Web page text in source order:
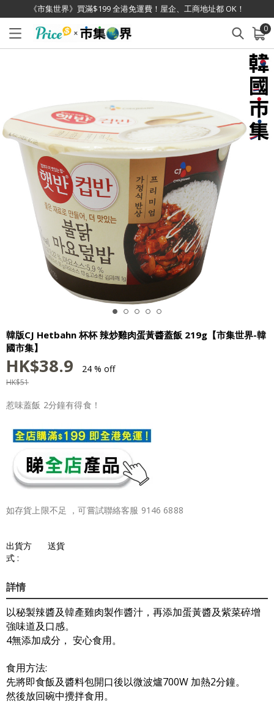
《市集世界》買滿$199 全港免運費！屋企、工商地址都 OK！
0
已加入購物車 查看
韓版CJ Hetbahn 杯杯 辣炒雞肉蛋黃醬蓋飯 219g【市集世界-韓
國市集】
HK$38.9 24 % off
HK$51
惹味蓋飯 2分鐘有得食！
如存貨上限不足 ，可嘗試聯絡客服 9146 6888
出貨方
式 :
送貨
詳情
以秘製辣醬及韓產雞肉製作醬汁，再添加蛋黃醬及紫菜碎增
強味道及口感。
4無添加成分， 安心食用。
食用方法:
先將即食飯及醬料包開口後以微波爐700W 加熱2分鐘。
然後放回碗中攪拌食用。